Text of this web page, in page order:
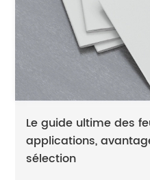
Le guide ultime des
applications,
sélection